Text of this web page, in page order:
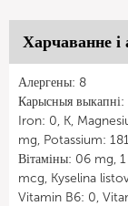
Харчаванне і
Алергены: 8
Карысныя
Iron: 0, K,
mg, Potassium:
Вітаміны: 06 mg,
mcg, Kyselina
Vitamin B6: 0,